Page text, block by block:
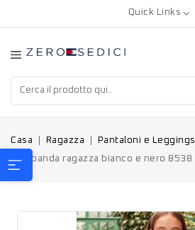
Quick Links
Casa Ragazza Pantaloni e Leggings
Sarabanda ragazza bianco e nero 8538